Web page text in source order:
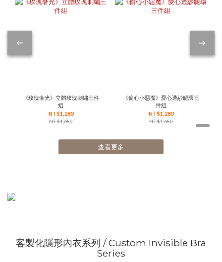
《玫瑰奢光》立體玫瑰刺繡三件
組
NT$1,280
NT$1,680
《偷心小惡魔》愛心透紗腿環三
件組
NT$1,280
NT$1,680
查看更多
客製化隱形內衣系列 / Custom Invisible Bra
Series